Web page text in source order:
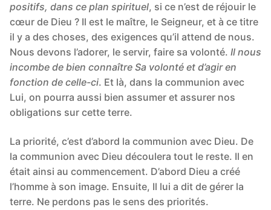
positifs, dans ce plan spirituel, si ce n’est de réjouir le
cœur de Dieu ? Il est le maître, le Seigneur, et à ce titre
il y a des choses, des exigences qu’il attend de nous.
Nous devons l’adorer, le servir, faire sa volonté. Il nous
incombe de bien connaître Sa volonté et d’agir en
fonction de celle-ci. Et là, dans la communion avec
Lui, on pourra aussi bien assumer et assurer nos
obligations sur cette terre.
La priorité, c’est d’abord la communion avec Dieu. De
la communion avec Dieu découlera tout le reste. Il en
était ainsi au commencement. D’abord Dieu a créé
l’homme à son image. Ensuite, Il lui a dit de gérer la
terre. Ne perdons pas le sens des priorités.